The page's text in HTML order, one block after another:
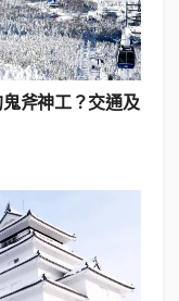
充裕的話絕對值
不懂日文～
東,東北部5日
士
-黑石中野紅葉山
斧神工？交通及